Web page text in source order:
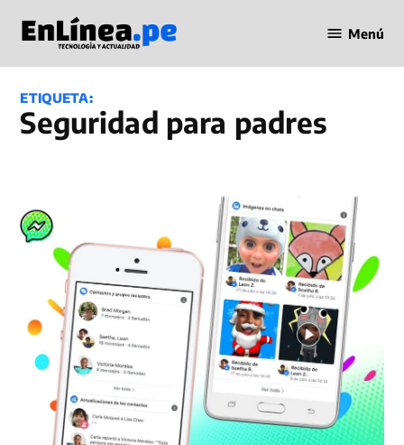
contenido
en Línea
Menú
ETIQUETA:
seguridad para padres